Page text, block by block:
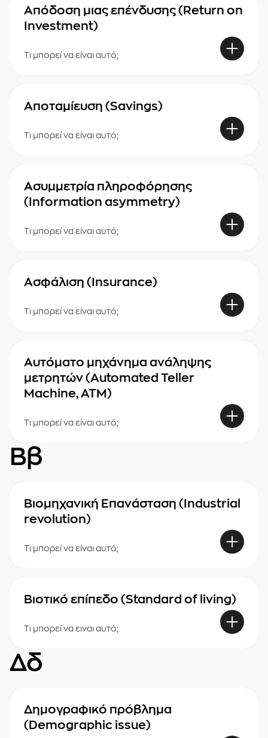
Απόδοση μιας επένδυσης (Return on
Investment)
Τι μπορεί να είναι αυτό;
Αποταμίευση (Savings)
Τι μπορεί να είναι αυτό;
Ασυμμετρία πληροφόρησης
(Information asymmetry)
Τι μπορεί να είναι αυτό;
Ασφάλιση (Insurance)
Τι μπορεί να είναι αυτό;
Αυτόματο μηχάνημα ανάληψης
μετρητών (Automated Teller
Machine, ΑΤΜ)
Τι μπορεί να είναι αυτό;
Ββ
Βιομηχανική Επανάσταση (Industrial
revolution)
Τι μπορεί να είναι αυτό;
Βιοτικό επίπεδο (Standard of living)
Τι μπορεί να ειναι αυτό;
Δδ
Δημογραφικό πρόβλημα
(Demographic issue)